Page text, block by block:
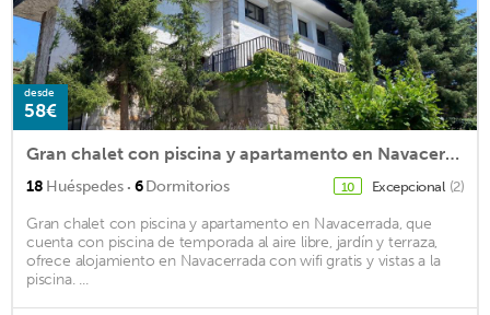
desde
58€
Gran chalet con piscina y apartamento en Navacerrada
18 Huéspedes · 6Dormitorios 10 Excepcional (2)
Gran chalet con piscina y apartamento en Navacerrada, que
cuenta con piscina de temporada al aire libre, jardín y terraza,
ofrece alojamiento en Navacerrada con wifi gratis y vistas a la
piscina. ...